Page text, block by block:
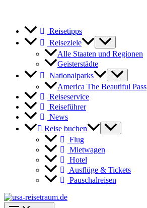
Reisetipps
Reiseziele
Alle Staaten und Regionen
Geisterstädte
Nationalparks
America The Beautiful Pass
Reiseservice
Reiseführer
News
Reise buchen
Flug
Mietwagen
Hotel
Ausflüge & Tickets
Pauschalreisen